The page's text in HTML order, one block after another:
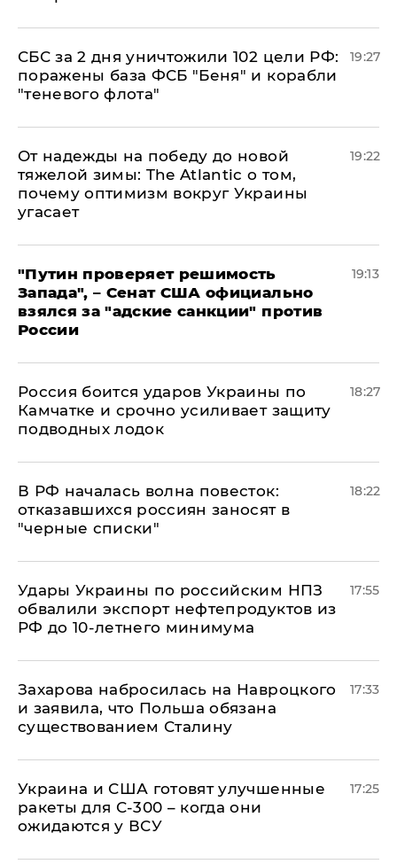
СБС за 2 дня уничтожили 102 цели РФ:
поражены база ФСБ "Беня" и корабли
"теневого флота"
19:27
От надежды на победу до новой
тяжелой зимы: The Atlantic о том,
почему оптимизм вокруг Украины
угасает
19:22
"Путин проверяет решимость
Запада", – Сенат США официально
взялся за "адские санкции" против
России
19:13
Россия боится ударов Украины по
Камчатке и срочно усиливает защиту
подводных лодок
18:27
​В РФ началась волна повесток:
отказавшихся россиян заносят в
"черные списки"
18:22
Удары Украины по российским НПЗ
обвалили экспорт нефтепродуктов из
РФ до 10-летнего минимума
17:55
​Захарова набросилась на Навроцкого
и заявила, что Польша обязана
существованием Сталину
17:33
Украина и США готовят улучшенные
ракеты для С-300 – когда они
ожидаются у ВСУ
17:25